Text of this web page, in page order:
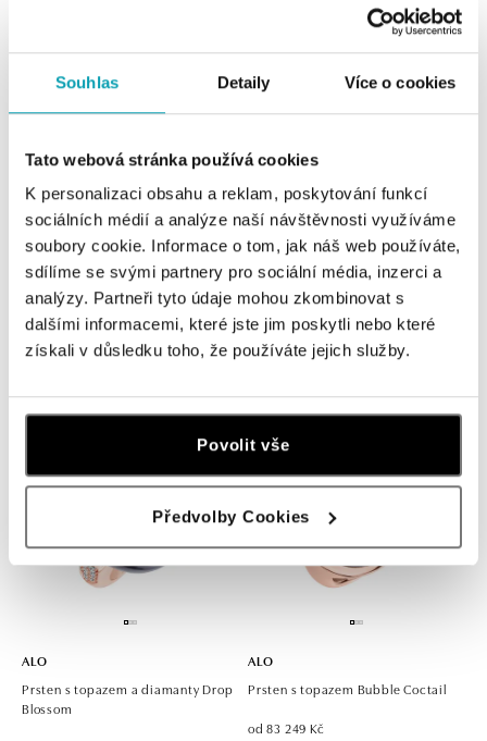
Souhlas Detaily Více o cookies
Tato webová stránka používá cookies
K personalizaci obsahu a reklam, poskytování funkcí
sociálních médií a analýze naší návštěvnosti využíváme
soubory cookie. Informace o tom, jak náš web používáte,
sdílíme se svými partnery pro sociální média, inzerci a
analýzy. Partneři tyto údaje mohou zkombinovat s
dalšími informacemi, které jste jim poskytli nebo které
získali v důsledku toho, že používáte jejich služby.
Povolit vše
Předvolby Cookies
ALO
Prsten s topazem a diamanty
Rainbow Princess
ALO
Fairytale Drop
ALO
Prsten s topazem a diamanty Drop
Blossom
ALO
Prsten s topazem Bubble Coctail
od 83 249 Kč